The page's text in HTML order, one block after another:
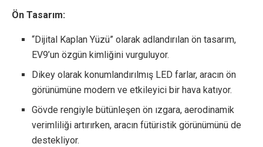
Ön Tasarım:
“Dijital Kaplan Yüzü” olarak adlandırılan ön tasarım,
EV9’un özgün kimliğini vurguluyor.
Dikey olarak konumlandırılmış LED farlar, aracın ön
görünümüne modern ve etkileyici bir hava katıyor.
Gövde rengiyle bütünleşen ön ızgara, aerodinamik
verimliliği artırırken, aracın fütüristik görünümünü de
destekliyor.